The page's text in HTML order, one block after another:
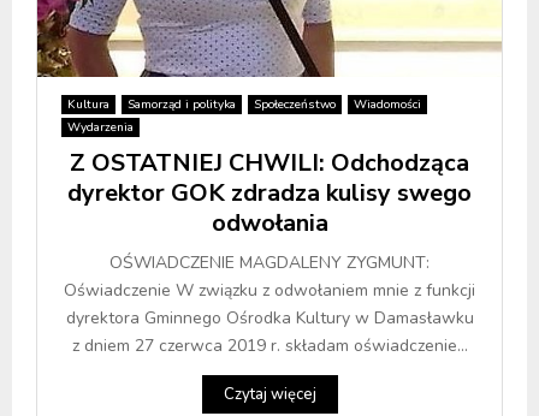
Kultura Samorząd i polityka Społeczeństwo
Wiadomości
Wydarzenia
Z OSTATNIEJ CHWILI: Odchodząca
dyrektor GOK zdradza kulisy swego
odwołania
OŚWIADCZENIE MAGDALENY ZYGMUNT:
Oświadczenie W związku z odwołaniem mnie z funkcji
dyrektora Gminnego Ośrodka Kultury w Damasławku
z dniem 27 czerwca 2019 r. składam oświadczenie...
Czytaj więcej